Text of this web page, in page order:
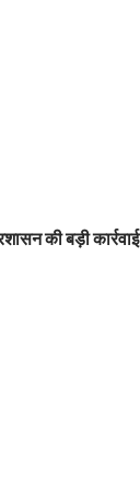
की बड़ी कार्रवाई